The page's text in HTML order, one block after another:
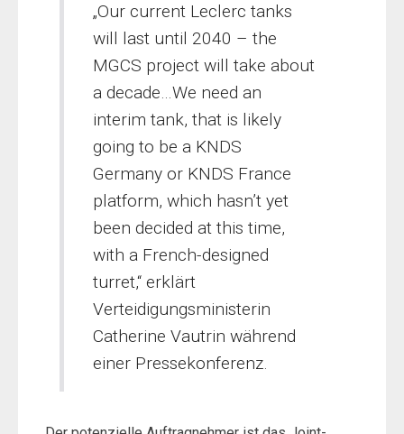
„Our current Leclerc tanks
will last until 2040 – the
MGCS project will take about
a decade…We need an
interim tank, that is likely
going to be a KNDS
Germany or KNDS France
platform, which hasn’t yet
been decided at this time,
with a French-designed
turret,“ erklärt
Verteidigungsministerin
Catherine Vautrin während
einer Pressekonferenz.